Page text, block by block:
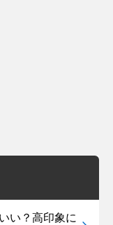
い？高印象に